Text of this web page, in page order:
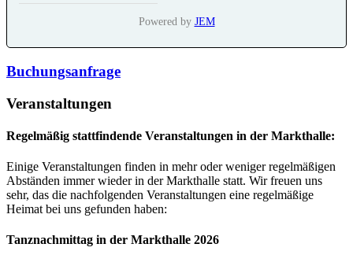
Powered by JEM
Buchungsanfrage
Veranstaltungen
Regelmäßig stattfindende Veranstaltungen in der Markthalle:
Einige Veranstaltungen finden in mehr oder weniger regelmäßigen
Abständen immer wieder in der Markthalle statt. Wir freuen uns
sehr, das die nachfolgenden Veranstaltungen eine regelmäßige
Heimat bei uns gefunden haben:
Tanznachmittag in der Markthalle 2026